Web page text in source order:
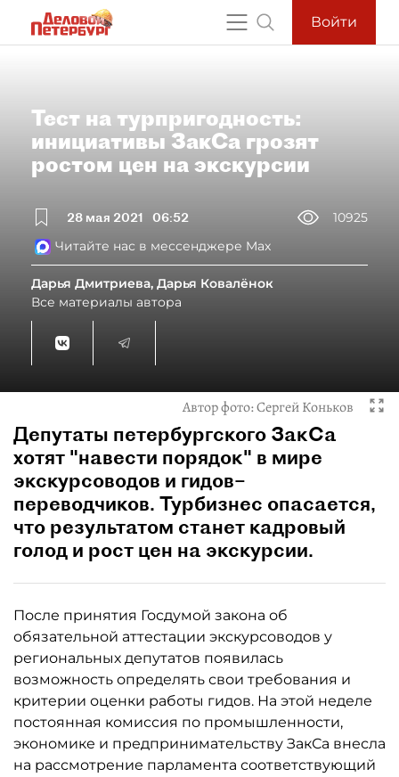
Войти
Тест на турпригодность:
инициативы ЗакСа грозят
ростом цен на экскурсии
28 мая 2021 06:52
10925
Читайте нас в мессенджере Max
Дарья Дмитриева, Дарья Ковалёнок
Все материалы автора
Автор фото:Сергей Коньков
Депутаты петербургского ЗакСа
хотят "навести порядок" в мире
экскурсоводов и гидов–
переводчиков. Турбизнес опасается,
что результатом станет кадровый
голод и рост цен на экскурсии.
После принятия Госдумой закона об
обязательной аттестации экскурсоводов у
региональных депутатов появилась
возможность определять свои требования и
критерии оценки работы гидов. На этой неделе
постоянная комиссия по промышленности,
экономике и предпринимательству ЗакСа внесла
на рассмотрение парламента соответствующий